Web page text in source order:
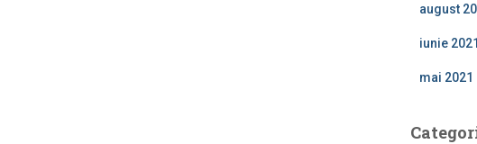
august
iunie 2021
mai 2021